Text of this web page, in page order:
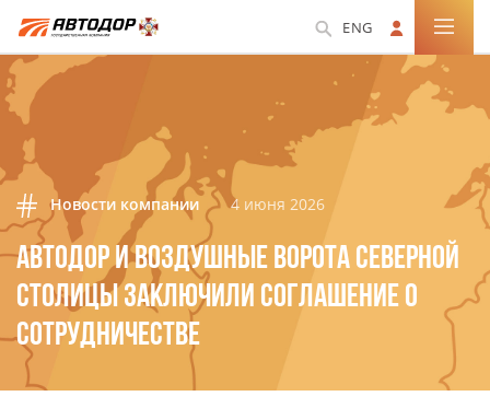
ENG
Новости компании 4 июня 2026
АВТОДОР И ВОЗДУШНЫЕ ВОРОТА СЕВЕРНОЙ
СТОЛИЦЫ ЗАКЛЮЧИЛИ СОГЛАШЕНИЕ О
СОТРУДНИЧЕСТВЕ